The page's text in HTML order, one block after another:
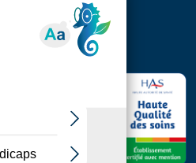
92150 Suresnes
Standard : 01 46 25 20 00
LinkedInInstagram